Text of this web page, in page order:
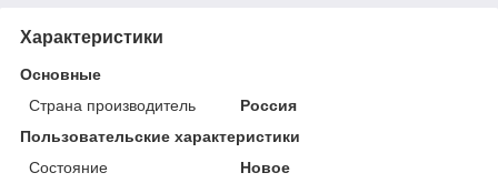
Характеристики
Основные
Страна производитель
Россия
Пользовательские характеристики
Состояние
Новое